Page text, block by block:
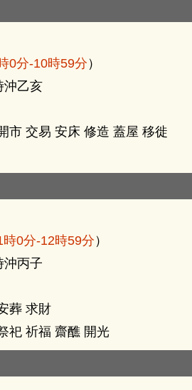
0分-10時59分）
沖乙亥
市 交易 安床 修造 蓋屋 移徙
時0分-12時59分）
沖丙子
葬 求財
祀 祈福 齋醮 開光